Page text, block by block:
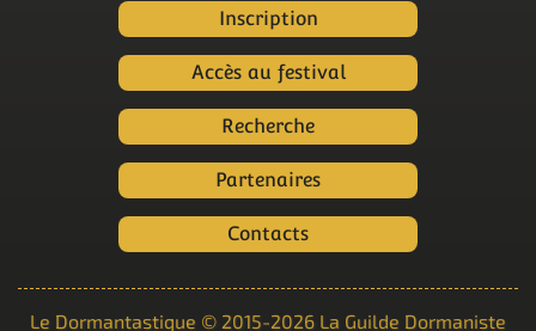
Inscription
Accès au festival
Recherche
Partenaires
Contacts
Le Dormantastique © 2015-2026 La Guilde Dormaniste